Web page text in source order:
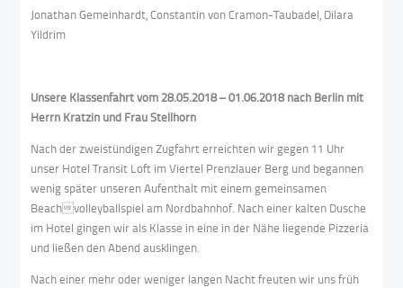
Jonathan Gemeinhardt, Constantin von Cramon-Taubadel, Dilara
Yildrim
Unsere Klassenfahrt vom 28.05.2018 – 01.06.2018 nach Berlin mit
Herrn Kratzin und Frau Stellhorn
Nach der zweistündigen Zugfahrt erreichten wir gegen 11 Uhr
unser Hotel Transit Loft im Viertel Prenzlauer Berg und begannen
wenig später unseren Aufenthalt mit einem gemeinsamen
Beachvolleyballspiel am Nordbahnhof. Nach einer kalten Dusche
im Hotel gingen wir als Klasse in eine in der Nähe liegende Pizzeria
und ließen den Abend ausklingen.
Nach einer mehr oder weniger langen Nacht freuten wir uns früh